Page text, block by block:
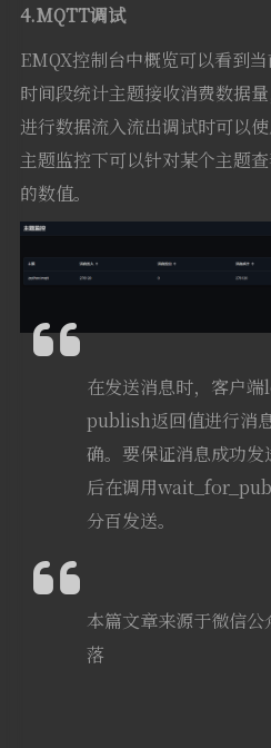
4.MQTT调试
EMQX控制台中概览可以看到
时间段统计主题接收消费数据
进行数据流入流出调试时可以
主题监控下可以针对某个主题
的数值。
在发送消息时，客户
publish返回值进行消
确。要保证消息成功
后在调用
分百发送。
本篇文章来源于微信
落